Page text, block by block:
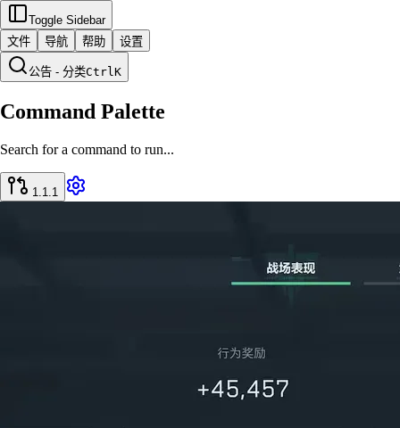
Toggle Sidebar
文件
导航 帮助 设置
公告 - 分类CtrlK
Command Palette
Search for a command to run...
1.1.1